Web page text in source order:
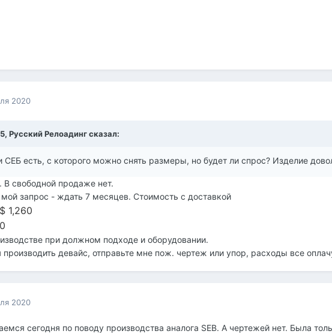
2020
Русский Релоадингсказал:
есть, с которого можно снять размеры, но будет ли спрос? Изделие
В свободной продаже нет.
запрос - ждать 7 месяцев. Стоимость с доставкой
1,260
при должном подходе и оборудовании.
производить девайс, отправьте мне пож. чертеж или упор, расходы все
2020
сегодня по поводу производства аналога SEB. А чертежей нет. Была